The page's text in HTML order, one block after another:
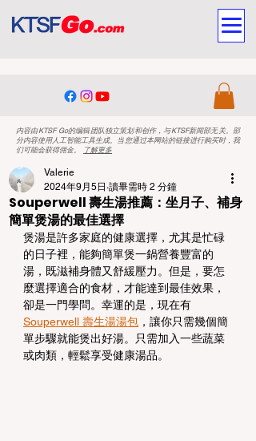
内容由KTSF Go的编辑团队独立策划和创作，与KTSF新闻部无关。部
分内容使用人工智能工具生成。当您通过本网站的链接进行购买时，我
们可能会获得佣金。
了解更多
Souperwell 壽生湯推薦：坐月子、補身
簡單煲湯的最佳選擇
Valerie
2024年9月5日 讀畢需時 2 分鐘
煲湯是許多家庭的健康選擇，尤其是忙碌
的日子裡，能夠簡單煲一鍋營養豐富的
湯，既滋補身體又舒緩壓力。但是，要怎
麼選擇適合的食材，才能達到最佳效果，
卻是一門學問。幸運的是，現在有
Souperwell 壽生湯湯包 ，讓你只需幾個簡
單步驟就能煲出好湯。只需加入一些蔬菜
或肉類，輕鬆享受健康湯品。